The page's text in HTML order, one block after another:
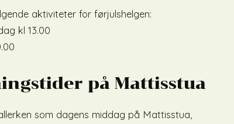
aktiviteter for førjulshelgen:
kl 13.00
på Mattisstua
som dagens middag på Mattisstua,